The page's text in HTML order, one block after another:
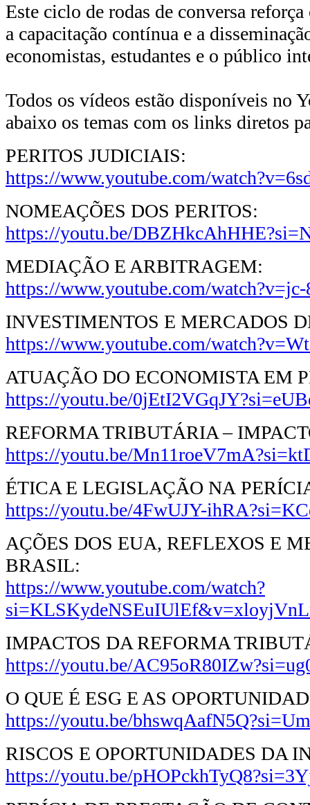
Este ciclo de rodas de conversa
a capacitação contínua e a
economistas, estudantes e o público
Todos os vídeos estão disponíveis no
abaixo os temas com os links diretos
PERITOS JUDICIAIS:
https://www.youtube.com/
NOMEAÇÕES DOS PERITOS:
https://youtu.be/
MEDIAÇÃO E ARBITRAGEM:
https://www.youtube.com/
INVESTIMENTOS E MERCADOS
https://www.youtube.com/
ATUAÇÃO DO ECONOMISTA EM
https://youtu.be/
REFORMA TRIBUTÁRIA –
https://youtu.be/
ÉTICA E LEGISLAÇÃO NA
https://youtu.be/4FwUJY-
AÇÕES DOS EUA, REFLEXOS E
BRASIL:
https://www.youtube.com/watch?
IMPACTOS DA REFORMA
https://youtu.be/
O QUE É ESG E AS
https://youtu.be/
RISCOS E OPORTUNIDADES DA
https://youtu.be/